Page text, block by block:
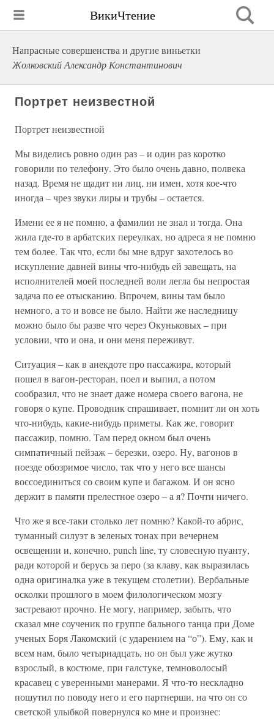
ВикиЧтение
Напрасные совершенства и другие виньетки
Жолковский Александр Константинович
Портрет неизвестной
Портрет неизвестной
Мы виделись ровно один раз – и один раз коротко
говорили по телефону. Это было очень давно, полвека
назад. Время не щадит ни лиц, ни имен, хотя кое-что
иногда – чрез звуки лиры и трубы – остается.
Имени ее я не помню, а фамилии не знал и тогда. Она
жила где-то в арбатских переулках, но адреса я не помню
тем более. Так что, если бы мне вдруг захотелось во
искупление давней вины что-нибудь ей завещать, на
исполнителей моей последней воли легла бы непростая
задача по ее отысканию. Впрочем, вины там было
немного, а то и вовсе не было. Найти же наследницу
можно было бы разве что через Окуньковых – при
условии, что и она, и они меня переживут.
Ситуация – как в анекдоте про пассажира, который
пошел в вагон-ресторан, поел и выпил, а потом
сообразил, что не знает даже номера своего вагона, не
говоря о купе. Проводник спрашивает, помнит ли он хоть
что-нибудь, какие-нибудь приметы. Как же, говорит
пассажир, помню. Там перед окном был очень
симпатичный пейзаж – березки, озеро. Ну, вагонов в
поезде обозримое число, так что у него все шансы
воссоединиться со своим купе и багажом. И он ясно
держит в памяти прелестное озеро – а я? Почти ничего.
Что же я все-таки столько лет помню? Какой-то абрис,
туманный силуэт в зеленых тонах при вечернем
освещении и, конечно, punch line, ту словесную пуанту,
ради которой и берусь за перо (за клаву, как выразилась
одна оригиналка уже в текущем столетии). Вербальные
осколки прошлого в моем филологическом мозгу
застревают прочно. Не могу, например, забыть, что
сказал мне соученик по группе бального танца при Доме
ученых Боря Лакомский (с ударением на “о”). Ему, как и
всем нам, было четырнадцать, но он был уже жутко
взрослый, в костюме, при галстуке, темноволосый
красавец с уверенными манерами. Я что-то нескладно
пошутил по поводу него и его партнерши, на что он со
светской улыбкой повернулся ко мне и произнес: